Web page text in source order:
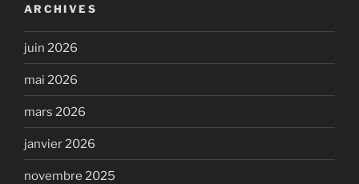
ARCHIVES
juin 2026
mai 2026
mars 2026
janvier 2026
novembre 2025